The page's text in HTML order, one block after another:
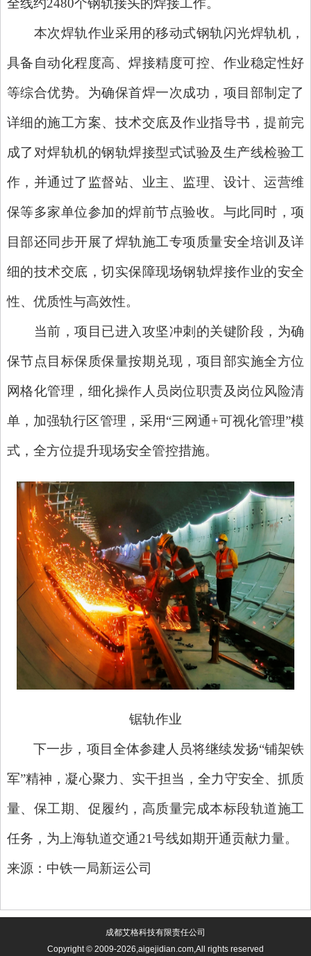
全线约2480个钢轨接头的焊接工作。
本次焊轨作业采用的移动式钢轨闪光焊轨机，
具备自动化程度高、焊接精度可控、作业稳定性好
等综合优势。为确保首焊一次成功，项目部制定了
详细的施工方案、技术交底及作业指导书，提前完
成了对焊轨机的钢轨焊接型式试验及生产线检验工
作，并通过了监督站、业主、监理、设计、运营维
保等多家单位参加的焊前节点验收。与此同时，项
目部还同步开展了焊轨施工专项质量安全培训及详
细的技术交底，切实保障现场钢轨焊接作业的安全
性、优质性与高效性。
当前，项目已进入攻坚冲刺的关键阶段，为确
保节点目标保质保量按期兑现，项目部实施全方位
网格化管理，细化操作人员岗位职责及岗位风险清
单，加强轨行区管理，采用“三网通+可视化管理”模
式，全方位提升现场安全管控措施。
锯轨作业
下一步，项目全体参建人员将继续发扬“铺架铁
军”精神，凝心聚力、实干担当，全力守安全、抓质
量、保工期、促履约，高质量完成本标段轨道施工
任务，为上海轨道交通21号线如期开通贡献力量。
来源：中铁一局新运公司
成都艾格科技有限责任公司
Copyright © 2009-2026,aigejidian.com,All rights reserved